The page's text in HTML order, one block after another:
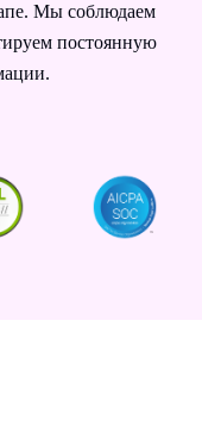
Мы соблюдаем
постоянную